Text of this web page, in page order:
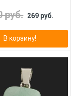
руб. 269 руб.
В корзину!